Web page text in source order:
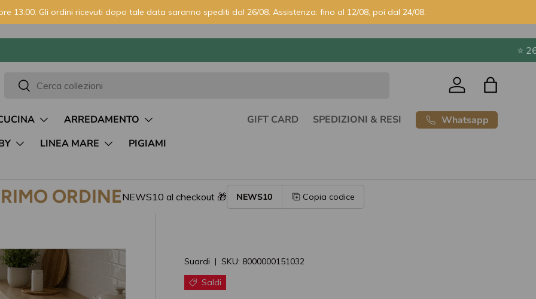
13:00. Gli ordini ricevuti dopo tale data saranno spediti dal 26/08. Assistenza: fino al 12/08, poi dal 24/08.
Cerca
Cerca
Accedi Borsa
ARREDAMENTO
LINEA MARE
PIGIAMI
GIFT CARD SPEDIZIONI & RESI Whatsapp
ORDINENEWS10 al checkout 🎁 NEWS10 Copia codice
Suardi |SKU: 8000000151032
Saldi